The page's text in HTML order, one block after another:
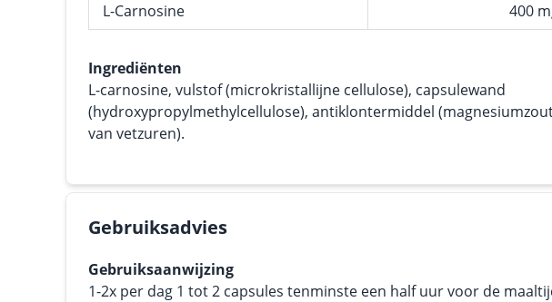
L-Carnosine
400
Ingrediënten
L-carnosine, vulstof (microkristallijne cellulose), capsulewand
(hydroxypropylmethylcellulose), antiklontermiddel
van vetzuren).
Gebruiksadvies
Gebruiksaanwijzing
1-2x per dag 1 tot 2 capsules tenminste een half uur voor de